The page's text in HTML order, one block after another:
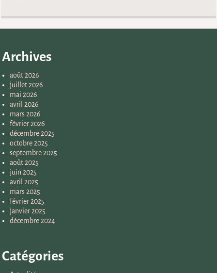
Archives
août 2026
juillet 2026
mai 2026
avril 2026
mars 2026
février 2026
décembre 2025
octobre 2025
septembre 2025
août 2025
juin 2025
avril 2025
mars 2025
février 2025
janvier 2025
décembre 2024
Catégories